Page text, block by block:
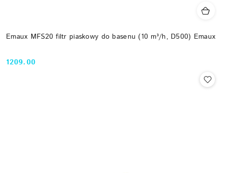
Emaux MFS20 filtr piaskowy do basenu (10 m³/h, D500) Emaux
Cena:
1209.00